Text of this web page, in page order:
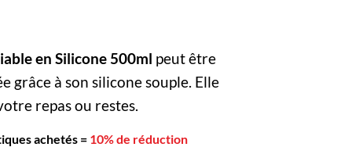
en Silicone 500ml peut être
grâce à son silicone souple. Elle
repas ou restes.
achetés = 10% de réduction